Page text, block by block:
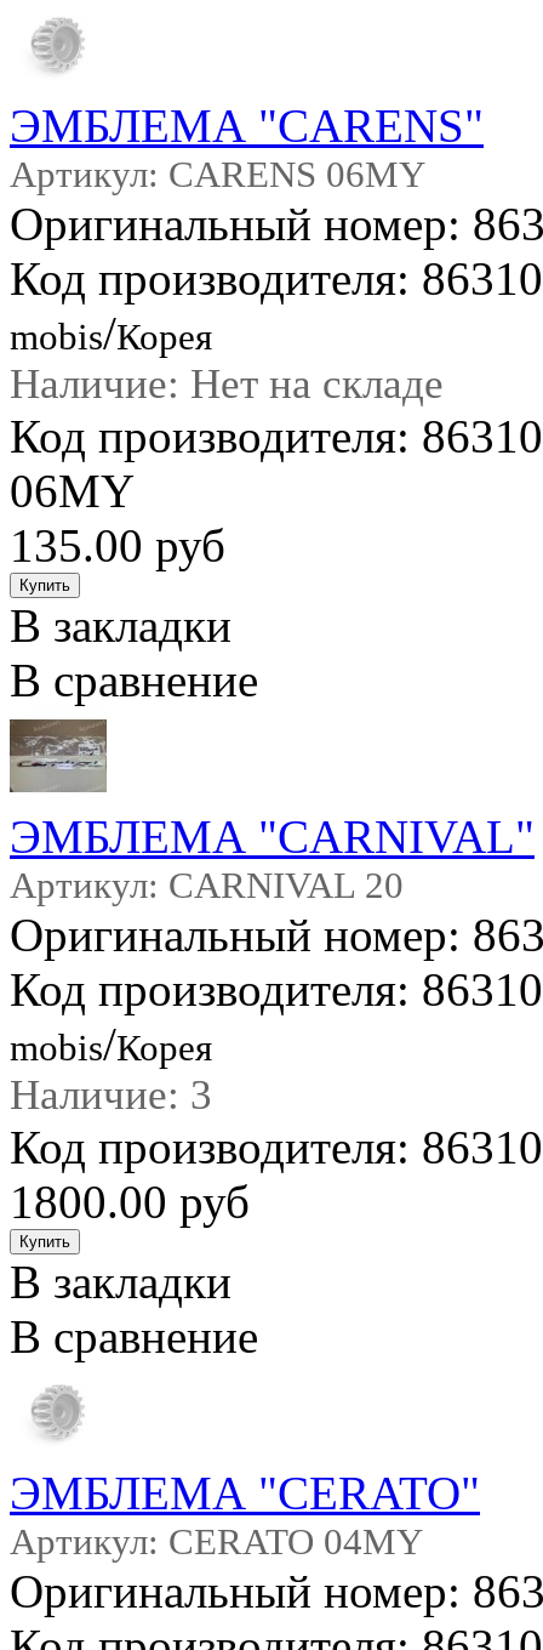
ЭМБЛЕМА "CARENS"
Артикул: CARENS 06MY
Оригинальный номер:
Код производителя:
mobis/Корея
Наличие: Нет на складе
Код производителя:
06MY
135.00 руб
В закладки
В сравнение
ЭМБЛЕМА "CARNIVAL"
Артикул: CARNIVAL 20
Оригинальный номер:
Код производителя:
mobis/Корея
Наличие: 3
Код производителя:
1800.00 руб
В закладки
В сравнение
ЭМБЛЕМА "CERATO"
Артикул: CERATO 04MY
Оригинальный номер: